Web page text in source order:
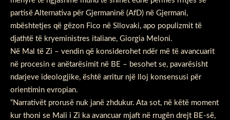
partisë Alternativa për Gjermaninë (AfD) në Gjermani,
mbështetjes që gëzon Fico në Sllovaki, apo populizmit të
djathtë të kryeministres italiane, Giorgia Meloni.
Në Mal të Zi – vendin që konsiderohet ndër më të avancuarit
në procesin e anëtarësimit në BE – besohet se, pavarësisht
ndarjeve ideologjike, është arritur një lloj konsensusi për
orientimin evropian.
“Narrativët prorusë nuk janë zhdukur. Ata sot, në këtë moment
kur thoni se Mali i Zi ka avancuar mjaft në rrugën drejt BE-së,